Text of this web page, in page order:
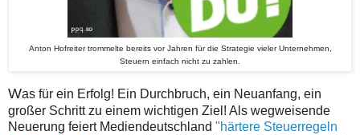
Anton Hofreiter trommelte bereits vor Jahren für die Strategie vieler Unternehmen,
Steuern einfach nicht zu zahlen.
Was für ein Erfolg! Ein Durchbruch, ein Neuanfang, ein
großer Schritt zu einem wichtigen Ziel! Als wegweisende
Neuerung feiert Mediendeutschland "härtere Steuerregeln